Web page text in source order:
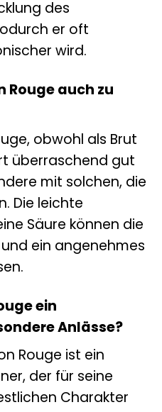
des
er oft
wird.
Rouge auch zu
obwohl als Brut
überraschend gut
mit solchen, die
Die leichte
Säure können die
ein angenehmes
ein
Anlässe?
Rouge ist ein
der für seine
Charakter